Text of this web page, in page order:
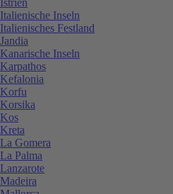
Italienische Inseln
Italienisches Festland
Jandia
Kanarische Inseln
Karpathos
Kefalonia
Korfu
Korsika
Kos
Kreta
La Gomera
La Palma
Lanzarote
Madeira